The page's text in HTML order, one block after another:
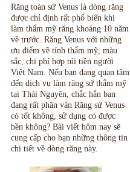
Những lưu ý khi sử dụng
Răng toàn sứ Venus là dòng răng
được chỉ định rất phổ biến khi
làm thẩm mỹ răng khoảng 10 năm
về trước. Răng Venus với những
ưu điểm về tính thẩm mỹ, màu
sắc, chi phí hợp túi tiền người
Việt Nam. Nếu bạn đang quan tâm
đến dịch vụ làm răng sứ thẩm mỹ
tại Thái Nguyên, chắc hẳn bạn
đang rất phân vân Răng sứ Venus
có tốt không, sử dụng có được
bền không? Bài viết hôm nay sẽ
cung cấp cho bạn những thông tin
chi tiết về dòng răng này.